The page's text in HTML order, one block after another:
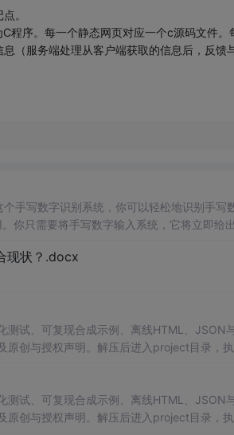
。
程序。每一个静态网页对应一个c源码文件。
（服务端处理从客户端获取的信息后，反馈
手写数字识别系统，你可以轻松地识别手写
你只需要将手写数字输入系统，它将立即给
现状？.docx
测试、可复现合成示例、离线HTML、JSON
创与授权声明。解压后进入project目录，执
测试审计和课程实践。
测试、可复现合成示例、离线HTML、JSON
创与授权声明。解压后进入project目录，执